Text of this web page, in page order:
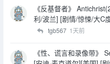
《反基督者》
利/波兰] [剧情/惊悚/大C
tgb567 1天前
《性、谎言和录像带》